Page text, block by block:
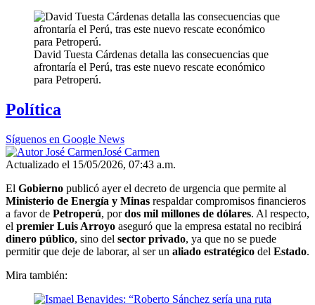
David Tuesta Cárdenas detalla las consecuencias que
afrontaría el Perú, tras este nuevo rescate económico
para Petroperú.
Política
Síguenos en Google News
José Carmen
Actualizado el 15/05/2026, 07:43 a.m.
El Gobierno publicó ayer el decreto de urgencia que permite al
Ministerio de Energía y Minas respaldar compromisos financieros
a favor de Petroperú, pordos mil millones de dólares. Al respecto,
el premier Luis Arroyo aseguró que la empresa estatal no recibirá
dinero público, sino del sector privado, ya que no se puede
permitir que deje de laborar, al ser un aliado estratégico del Estado.
Mira también: